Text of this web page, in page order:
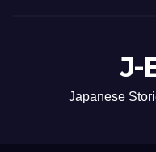
J-
Japanese